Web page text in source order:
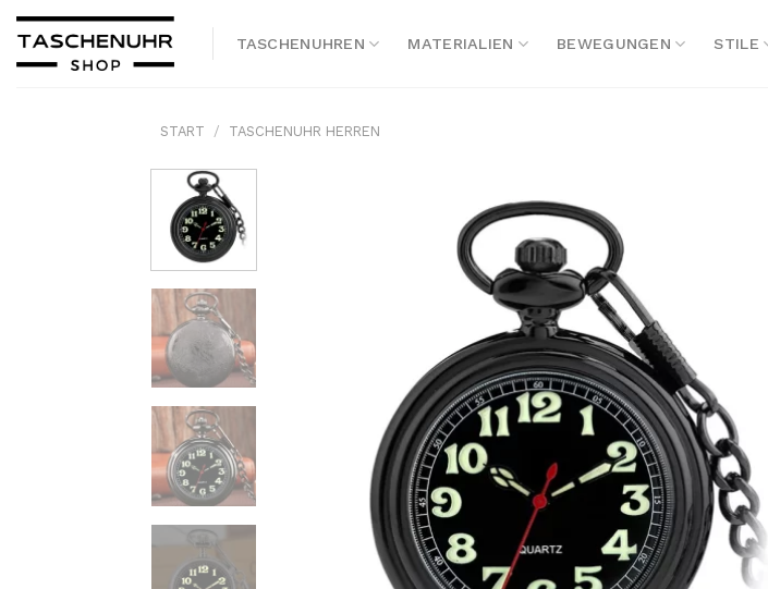
Skip
content
TASCHENUHREN MATERIALIEN BEWEGUNGEN STILE
START / TASCHENUHR HERREN